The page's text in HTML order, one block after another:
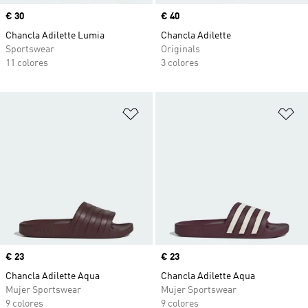
Precio
€ 30
Chancla Adilette Lumia
Sportswear
11 colores
Precio
€ 40
Chancla Adilette
Originals
3 colores
Precio
€ 23
Chancla Adilette Aqua
Mujer Sportswear
9 colores
Precio
€ 23
Chancla Adilette Aqua
Mujer Sportswear
9 colores